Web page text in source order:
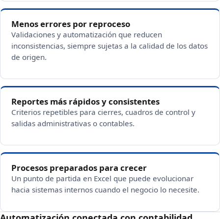
Menos errores por reproceso
Validaciones y automatización que reducen
inconsistencias, siempre sujetas a la calidad de los datos
de origen.
Reportes más rápidos y consistentes
Criterios repetibles para cierres, cuadros de control y
salidas administrativas o contables.
Procesos preparados para crecer
Un punto de partida en Excel que puede evolucionar
hacia sistemas internos cuando el negocio lo necesite.